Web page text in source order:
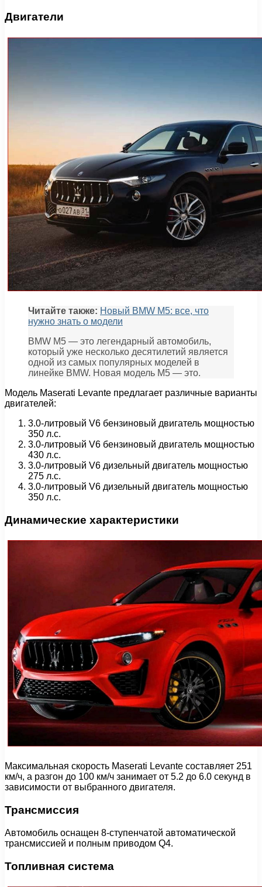
Двигатели
Читайте также: Новый BMW M5: все, что
нужно знать о модели
BMW M5 — это легендарный автомобиль,
который уже несколько десятилетий является
одной из самых популярных моделей в
линейке BMW. Новая модель M5 — это.
Модель Maserati Levante предлагает различные варианты
двигателей:
3.0-литровый V6 бензиновый двигатель мощностью
350 л.с.
3.0-литровый V6 бензиновый двигатель мощностью
430 л.с.
3.0-литровый V6 дизельный двигатель мощностью
275 л.с.
3.0-литровый V6 дизельный двигатель мощностью
350 л.с.
Динамические характеристики
Максимальная скорость Maserati Levante составляет 251
км/ч, а разгон до 100 км/ч занимает от 5.2 до 6.0 секунд в
зависимости от выбранного двигателя.
Трансмиссия
Автомобиль оснащен 8-ступенчатой автоматической
трансмиссией и полным приводом Q4.
Топливная система